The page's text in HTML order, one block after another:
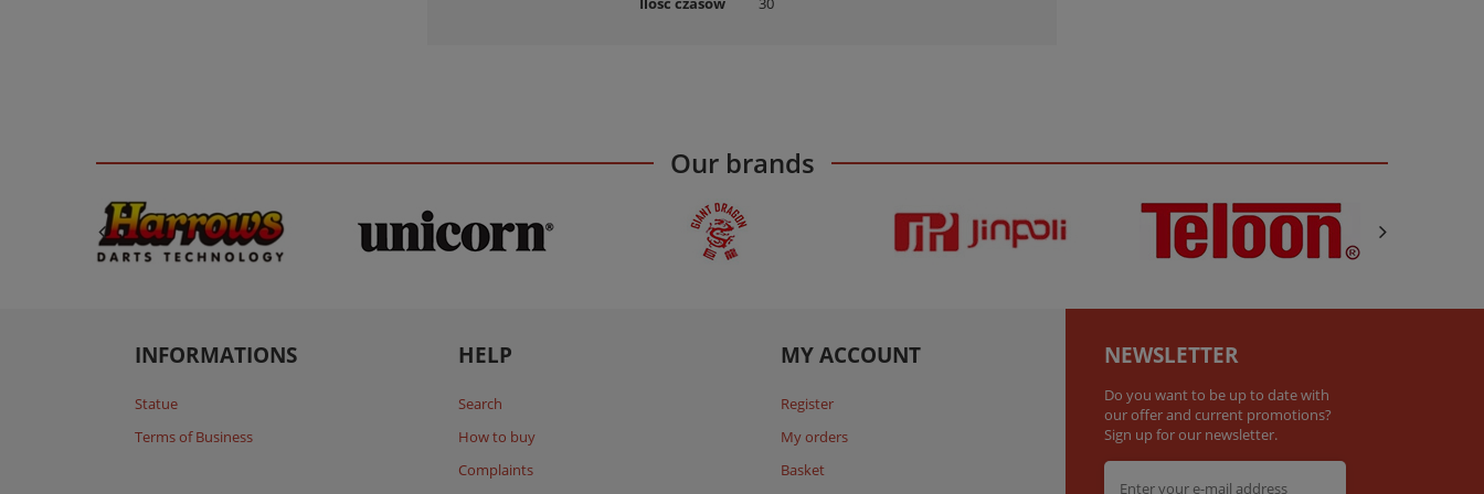
Our brands
INFORMATIONS
Statue
Terms of Business
HELP
Search
How to buy
Complaints
MY ACCOUNT
Register
My orders
Basket
NEWSLETTER
Do you want to be up to date with
our offer and current promotions?
Sign up for our newsletter.